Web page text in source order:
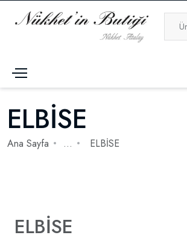
ELBİSE
Ana Sayfa ... ELBİSE
ELBİSE